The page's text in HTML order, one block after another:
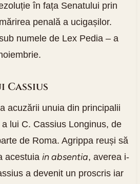
în fața Senatului prin
penală a ucigașilor.
numele de Lex Pedia – a
acuzării unuia din principalii
lui C. Cassius Longinus, de
de Roma. Agrippa reuși să
acestuia in absentia, averea i-
a devenit un proscris iar